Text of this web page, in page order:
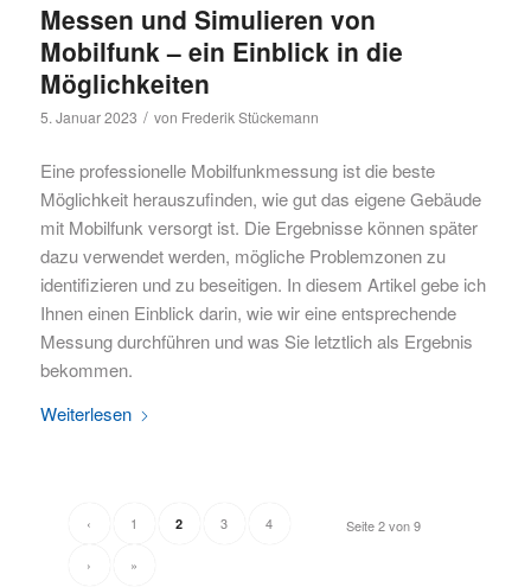
Messen und Simulieren von
Mobilfunk – ein Einblick in die
Möglichkeiten
5. Januar 2023 / von Frederik Stückemann
Eine professionelle Mobilfunkmessung ist die beste
Möglichkeit herauszufinden, wie gut das eigene Gebäude
mit Mobilfunk versorgt ist. Die Ergebnisse können später
dazu verwendet werden, mögliche Problemzonen zu
identifizieren und zu beseitigen. In diesem Artikel gebe ich
Ihnen einen Einblick darin, wie wir eine entsprechende
Messung durchführen und was Sie letztlich als Ergebnis
bekommen.
Weiterlesen
Seite 2 von 9
‹ 1 2 3 4
› »